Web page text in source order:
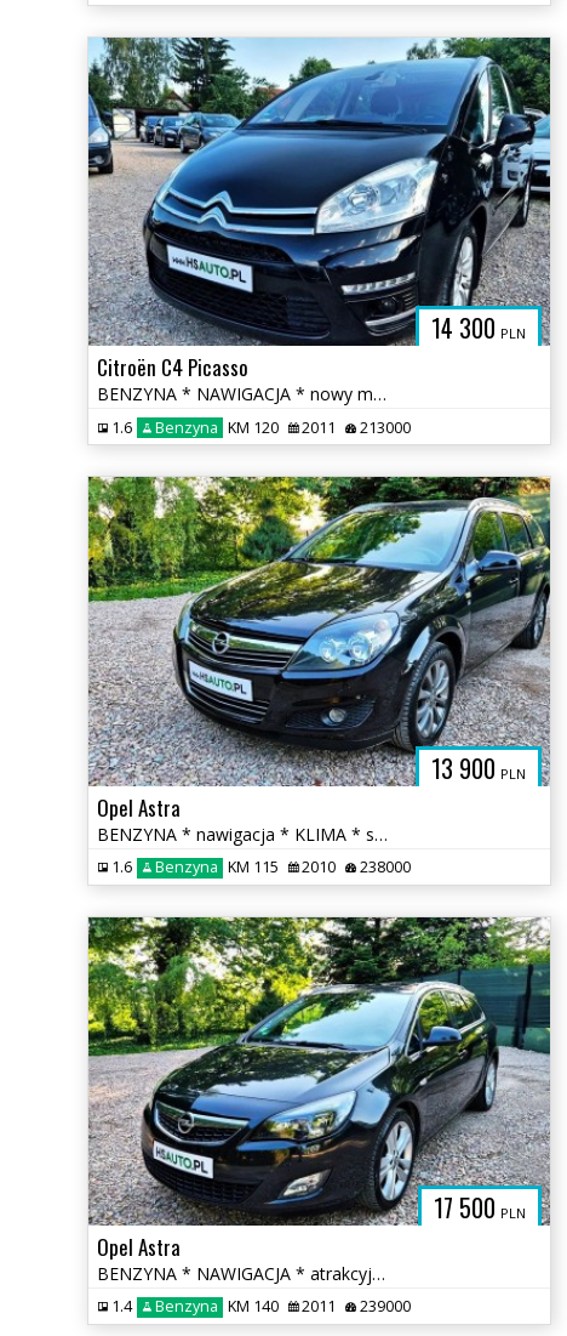
14 300 PLN
Citroën C4 Picasso
BENZYNA * NAWIGACJA * nowy model * super * okazja * polecamy
1.6 Benzyna KM 120 2011 213000
13 900 PLN
Opel Astra
BENZYNA * nawigacja * KLIMA * super * okazja * POLECAMY
1.6 Benzyna KM 115 2010 238000
17 500 PLN
Opel Astra
BENZYNA * NAWIGACJA * atrakcyjny wygląd * SUPER * okazja
1.4 Benzyna KM 140 2011 239000